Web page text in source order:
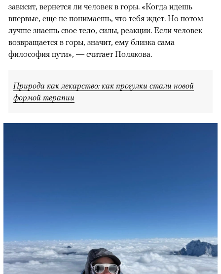
зависит, вернется ли человек в горы. «Когда идешь
впервые, еще не понимаешь, что тебя ждет. Но потом
лучше знаешь свое тело, силы, реакции. Если человек
возвращается в горы, значит, ему близка сама
философия пути», — считает Полякова.
Природа как лекарство: как прогулки стали новой
формой терапии